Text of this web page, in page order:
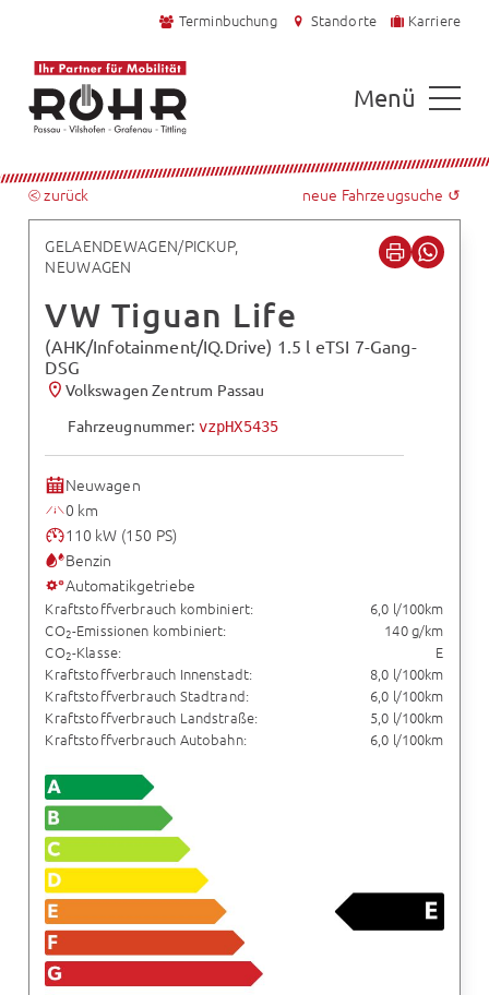
Terminbuchung Standorte Karriere
Menü
⧀ zurück neue Fahrzeugsuche ↺
GELAENDEWAGEN/PICKUP,
NEUWAGEN
VW Tiguan Life
(AHK/Infotainment/IQ.Drive) 1.5 l eTSI 7-Gang-
DSG
Volkswagen Zentrum Passau
Fahrzeugnummer: vzpHX5435
Neuwagen
0 km
110 kW (150 PS)
Benzin
Automatikgetriebe
Kraftstoffverbrauch kombiniert:
6,0 l/100km
CO2-Emissionen kombiniert:
140 g/km
CO2-Klasse:
E
Kraftstoffverbrauch Innenstadt:
8,0 l/100km
Kraftstoffverbrauch Stadtrand:
6,0 l/100km
Kraftstoffverbrauch Landstraße:
5,0 l/100km
Kraftstoffverbrauch Autobahn:
6,0 l/100km